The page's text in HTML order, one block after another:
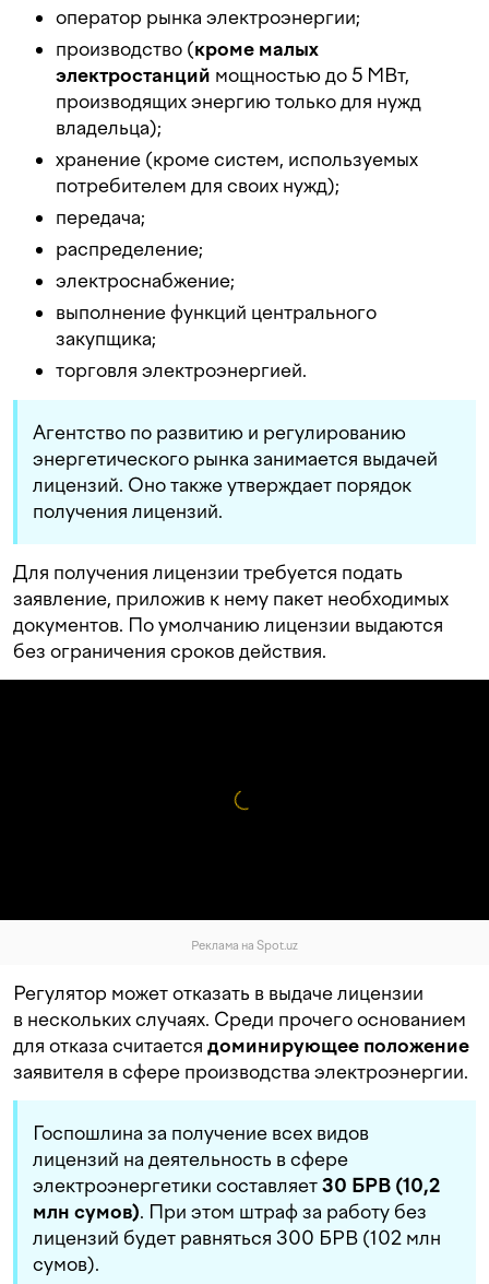
оператор рынка электроэнергии;
производство (кроме малых
электростанций мощностью до 5 МВт,
производящих энергию только для нужд
владельца);
хранение (кроме систем, используемых
потребителем для своих нужд);
передача;
распределение;
электроснабжение;
выполнение функций центрального
закупщика;
торговля электроэнергией.
Агентство по развитию и регулированию
энергетического рынка занимается выдачей
лицензий. Оно также утверждает порядок
получения лицензий.
Для получения лицензии требуется подать
заявление, приложив к нему пакет необходимых
документов. По умолчанию лицензии выдаются
без ограничения сроков действия.
Реклама на Spot.uz
Регулятор может отказать в выдаче лицензии
в нескольких случаях. Среди прочего основанием
для отказа считается доминирующее положение
заявителя в сфере производства электроэнергии.
Госпошлина за получение всех видов
лицензий на деятельность в сфере
электроэнергетики составляет30 БРВ (10,2
млн сумов). При этом штраф за работу без
лицензий будет равняться 300 БРВ (102 млн
сумов).